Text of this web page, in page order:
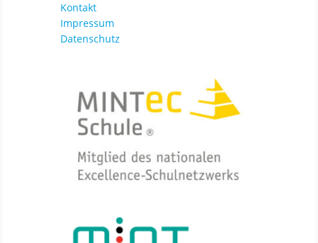
Kontakt
Impressum
Datenschutz